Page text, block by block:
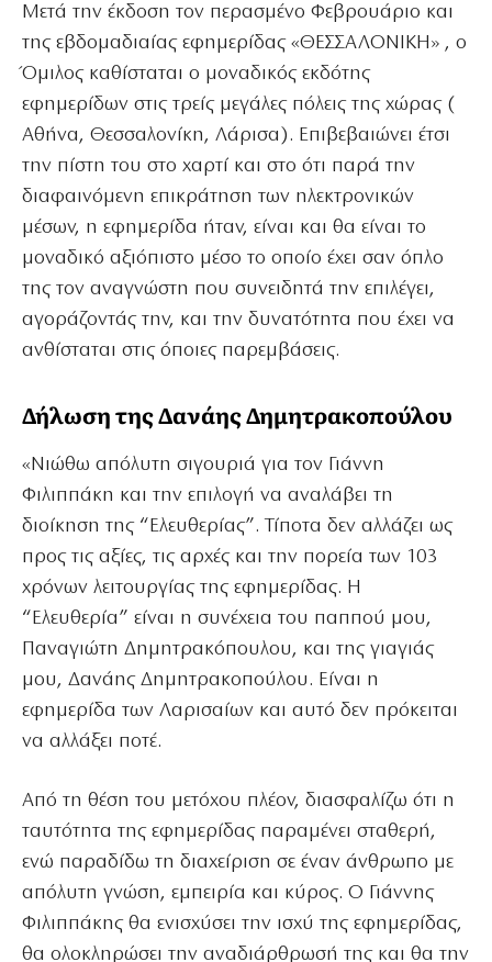
Μετά την έκδοση τον περασμένο Φεβρουάριο και
της εβδομαδιαίας εφημερίδας «ΘΕΣΣΑΛΟΝΙΚΗ» , ο
Όμιλος καθίσταται ο μοναδικός εκδότης
εφημερίδων στις τρείς μεγάλες πόλεις της χώρας (
Αθήνα, Θεσσαλονίκη, Λάρισα). Επιβεβαιώνει έτσι
την πίστη του στο χαρτί και στο ότι παρά την
διαφαινόμενη επικράτηση των ηλεκτρονικών
μέσων, η εφημερίδα ήταν, είναι και θα είναι το
μοναδικό αξιόπιστο μέσο το οποίο έχει σαν όπλο
της τον αναγνώστη που συνειδητά την επιλέγει,
αγοράζοντάς την, και την δυνατότητα που έχει να
ανθίσταται στις όποιες παρεμβάσεις.
Δήλωση της Δανάης Δημητρακοπούλου
«Νιώθω απόλυτη σιγουριά για τον Γιάννη
Φιλιππάκη και την επιλογή να αναλάβει τη
διοίκηση της “Ελευθερίας”. Τίποτα δεν αλλάζει ως
προς τις αξίες, τις αρχές και την πορεία των 103
χρόνων λειτουργίας της εφημερίδας. Η
“Ελευθερία” είναι η συνέχεια του παππού μου,
Παναγιώτη Δημητρακόπουλου, και της γιαγιάς
μου, Δανάης Δημητρακοπούλου. Είναι η
εφημερίδα των Λαρισαίων και αυτό δεν πρόκειται
να αλλάξει ποτέ.
Από τη θέση του μετόχου πλέον, διασφαλίζω ότι η
ταυτότητα της εφημερίδας παραμένει σταθερή,
ενώ παραδίδω τη διαχείριση σε έναν άνθρωπο με
απόλυτη γνώση, εμπειρία και κύρος. Ο Γιάννης
Φιλιππάκης θα ενισχύσει την ισχύ της εφημερίδας,
θα ολοκληρώσει την αναδιάρθρωσή της και θα την